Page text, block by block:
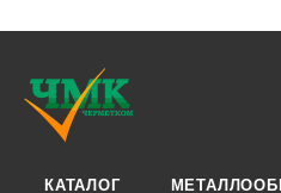
КАТАЛОГ